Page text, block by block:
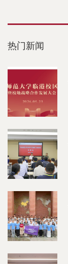
热门新闻